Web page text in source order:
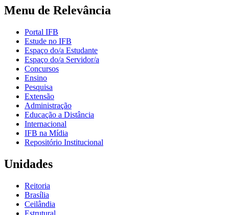
Menu de Relevância
Portal IFB
Estude no IFB
Espaço do/a Estudante
Espaço do/a Servidor/a
Concursos
Ensino
Pesquisa
Extensão
Administração
Educação a Distância
Internacional
IFB na Mídia
Repositório Institucional
Unidades
Reitoria
Brasília
Ceilândia
Estrutural